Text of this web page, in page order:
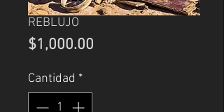
REBLUJO
$1,000.00
Cantidad *